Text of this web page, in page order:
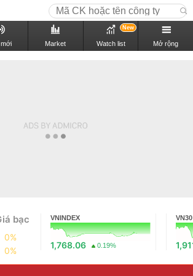
Market Watch list
New
Mở rộng
bạc
0%
0%
VNINDEX
1,768.06 0.19%
VN30